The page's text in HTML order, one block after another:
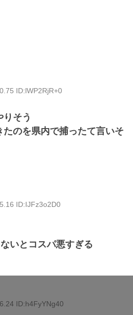
ID:lWP2RjR+0
そう
のを県内で捕ったて言いそ
ID:IJFz3o2D0
いとコスパ悪すぎる
ID:h4FyYNg40